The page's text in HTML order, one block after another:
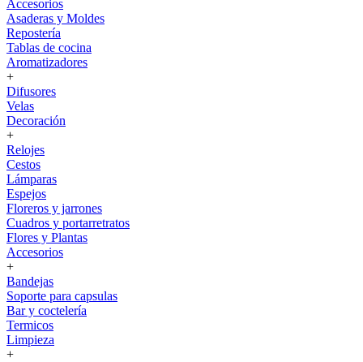
Accesorios
Asaderas y Moldes
Repostería
Tablas de cocina
Aromatizadores
+
Difusores
Velas
Decoración
+
Relojes
Cestos
Lámparas
Espejos
Floreros y jarrones
Cuadros y portarretratos
Flores y Plantas
Accesorios
+
Bandejas
Soporte para capsulas
Bar y coctelería
Termicos
Limpieza
+